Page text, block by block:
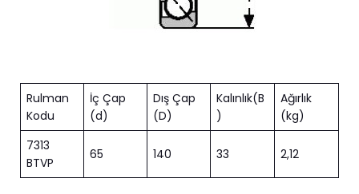
Rulman
Kodu
İç Çap
(d)
Dış Çap
(D)
Kalınlık(B
)
Ağırlık
(kg)
7313
BTVP
65 140 33 2,12